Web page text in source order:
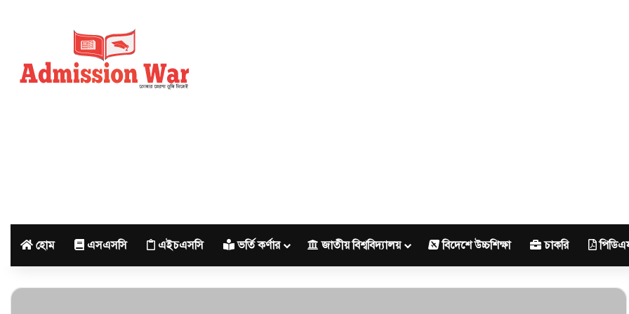
হোম এসএসসি এইচএসসি ভর্তি কর্ণার জাতীয় বিশ্ববিদ্যালয় বিদেশে উচ্চশিক্ষা চাকরি